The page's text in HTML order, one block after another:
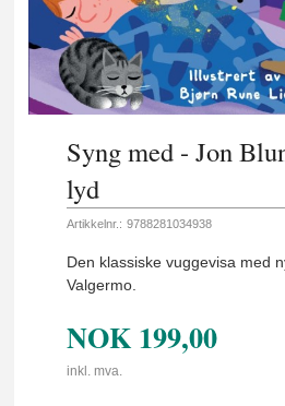
Syng med - Jon
lyd
Artikkelnr.: 9788281034938
Den klassiske vuggevisa med
Valgermo.
NOK 199,00
inkl. mva.